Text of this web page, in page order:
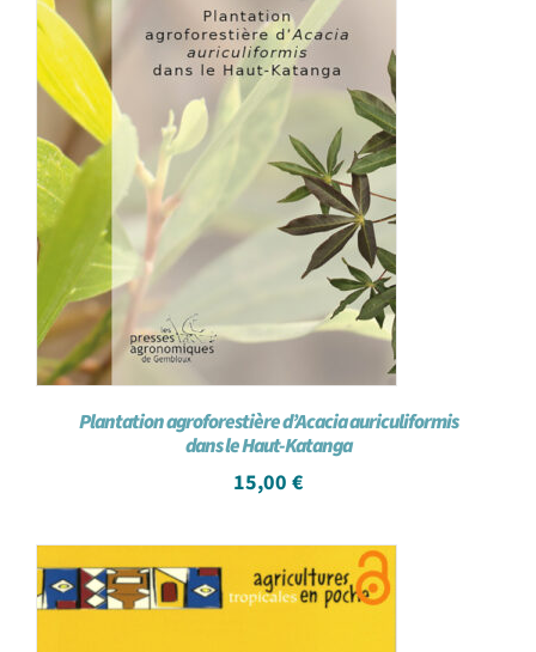
Plantation agroforestière d’Acacia auriculiformis
dans le Haut-Katanga
15,00 €